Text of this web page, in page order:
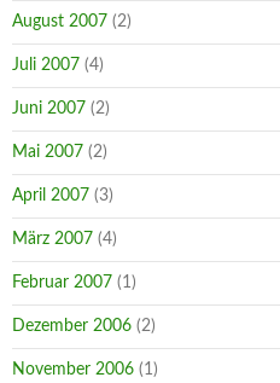
August 2007 (2)
Juli 2007 (4)
Juni 2007 (2)
Mai 2007 (2)
April 2007 (3)
März 2007 (4)
Februar 2007 (1)
Dezember 2006 (2)
November 2006 (1)